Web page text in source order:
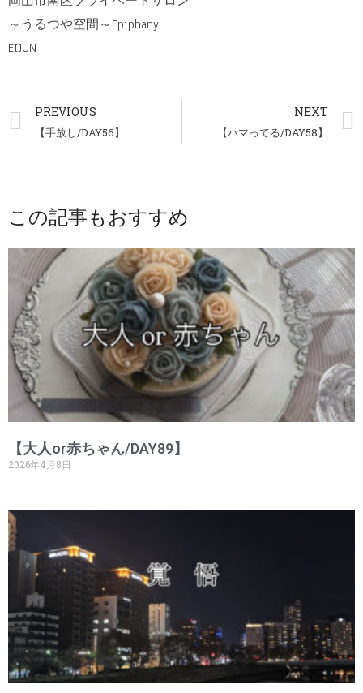
～うるつや空間～Epiphany
EIJUN
PREVIOUS
【手放し/DAY56】
NEXT
【ハマってる/DAY58】
この記事もおすすめ
【大人or赤ちゃん/DAY89】
2026年4月8日